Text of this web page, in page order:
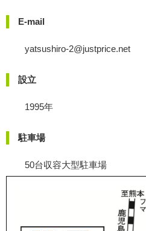
E-mail
yatsushiro-2@justprice.net
設立
1995年
駐車場
50台収容大型駐車場